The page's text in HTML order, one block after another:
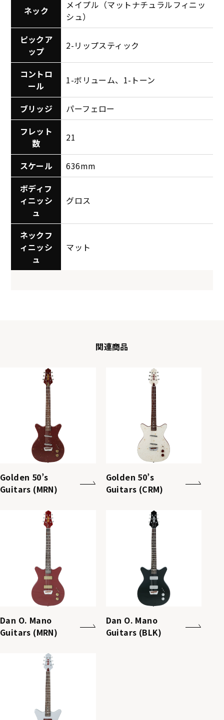
ネック
メイプル（マットナチュラルフィニッ
シュ）
ピックア
ップ
2-リップスティック
コントロ
ール
1-ボリューム、1-トーン
ブリッジ
パーフェロー
フレット
数
21
スケール
636mm
ボディフ
ィニッシ
ュ
グロス
ネックフ
ィニッシ
ュ
マット
関連商品
Golden 50’s
Guitars (MRN)
Golden 50’s
Guitars (CRM)
Dan O. Mano
Guitars (MRN)
Dan O. Mano
Guitars (BLK)